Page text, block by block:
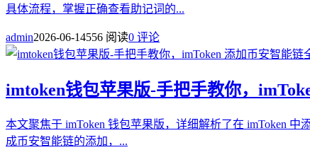
具体流程，掌握正确查看助记词的...
admin2026-06-14556 阅读0 评论
imtoken钱包苹果版-手把手教你，
本文聚焦于 imToken 钱包苹果版，详细解析了在 imToken
成币安智能链的添加，...